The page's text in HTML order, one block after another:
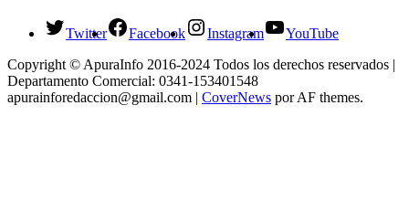
Twitter Facebook Instagram
YouTube
Copyright © ApuraInfo 2016-2024 Todos los derechos reservados |
Departamento Comercial: 0341-153401548
apurainforedaccion@gmail.com | CoverNews por AF themes.